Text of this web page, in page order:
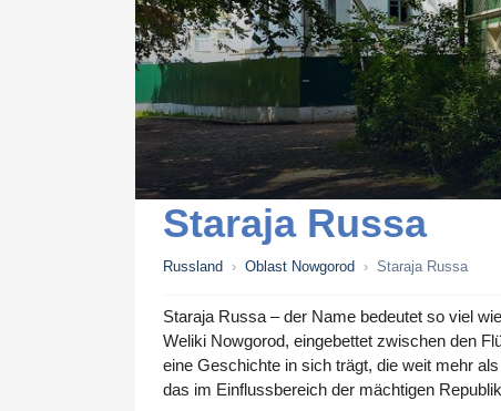
Staraja Russa
Russland › Oblast Nowgorod › Staraja Russa
Staraja Russa – der Name bedeutet so viel
Weliki Nowgorod, eingebettet zwischen den
eine Geschichte in sich trägt, die weit mehr
das im Einflussbereich der mächtigen